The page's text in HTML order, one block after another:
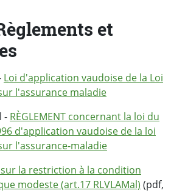
et
Loi d'application vaudoise de la Loi
l'assurance maladie
- RÈGLEMENT concernant la loi du
d'application vaudoise de la loi
l'assurance-maladie
la restriction à la condition
modeste (art.17 RLVLAMal) (pdf,